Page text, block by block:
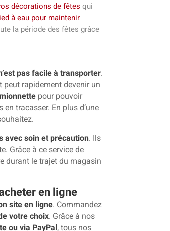
décorations de fêtes qui
à eau pour maintenir
la période des fêtes grâce
pas facile à transporter.
peut rapidement devenir un
pour pouvoir
tracasser. En plus d’une
avec soin et précaution. Ils
Grâce à ce service de
durant le trajet du magasin
en ligne
site en ligne. Commandez
votre choix. Grâce à nos
ou via PayPal, tous nos